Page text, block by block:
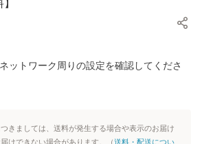
ットワーク周りの設定を確認してくださ
きましては、送料が発生する場合や表示のお届け
けできない場合があります。（送料・配送につい